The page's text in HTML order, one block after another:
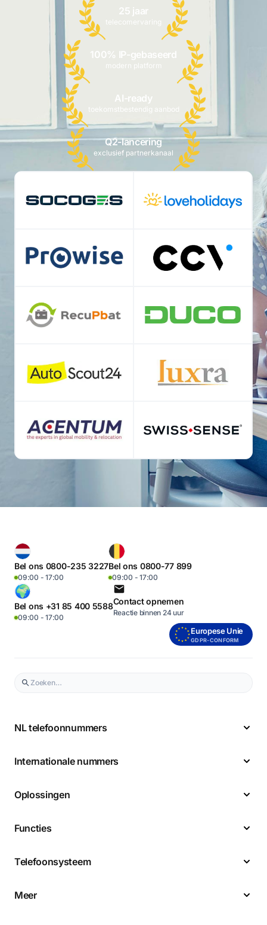
25 jaar
telecomervaring
100% IP-gebaseerd
modern platform
AI-ready
toekomstbestendig aanbod
Q2-lancering
exclusief partnerkanaal
Bel ons 0800-235 3227
09:00 - 17:00
Bel ons 0800-77 899
09:00 - 17:00
Bel ons +31 85 400 5588
09:00 - 17:00
Contact opnemen
Reactie binnen 24 uur
Europese Unie
GDPR-CONFORM
NL telefoonnummers
Internationale nummers
Oplossingen
Functies
Telefoonsysteem
Meer